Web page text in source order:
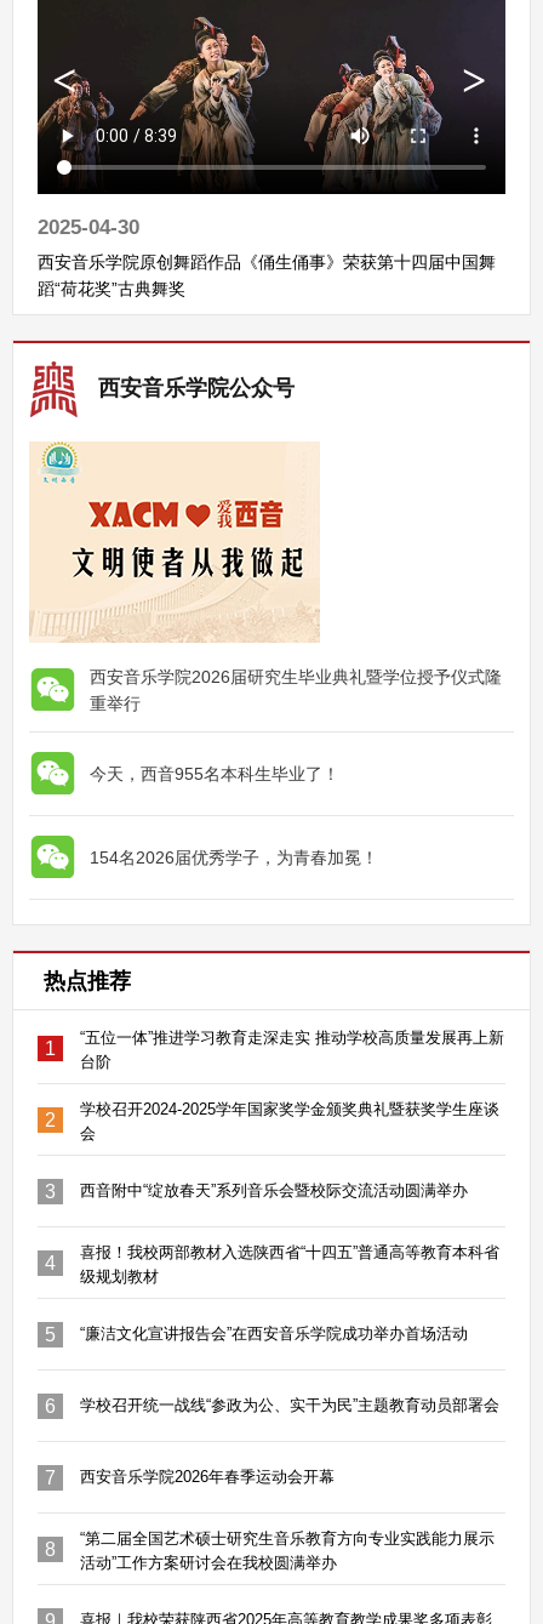
2025-04-30
西安音乐学院原创舞蹈作品《俑生俑事》荣获第十四届中国舞
蹈“荷花奖”古典舞奖
西安音乐学院公众号
西安音乐学院2026届研究生毕业典礼暨学位授予仪式隆
重举行
今天，西音955名本科生毕业了！
154名2026届优秀学子，为青春加冕！
热点推荐
1
“五位一体”推进学习教育走深走实 推动学校高质量发展再上新
台阶
2
学校召开2024-2025学年国家奖学金颁奖典礼暨获奖学生座谈
会
3 西音附中“绽放春天”系列音乐会暨校际交流活动圆满举办
4
喜报！我校两部教材入选陕西省“十四五”普通高等教育本科省
级规划教材
5 “廉洁文化宣讲报告会”在西安音乐学院成功举办首场活动
6 学校召开统一战线“参政为公、实干为民”主题教育动员部署会
7 西安音乐学院2026年春季运动会开幕
8
“第二届全国艺术硕士研究生音乐教育方向专业实践能力展示
活动”工作方案研讨会在我校圆满举办
喜报｜我校荣获陕西省2025年高等教育教学成果奖多项表彰